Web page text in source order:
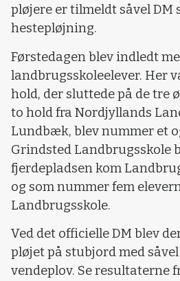
pløjere er tilmeldt såvel DM
hestepløjning.
Førstedagen blev indledt
landbrugsskoleelever. Her
hold, der sluttede på de tre
to hold fra Nordjyllands
Lundbæk, blev nummer et
Grindsted Landbrugsskole
fjerdepladsen kom
og som nummer fem
Landbrugsskole.
Ved det officielle DM blev
pløjet på stubjord med
vendeplov. Se resultaterne